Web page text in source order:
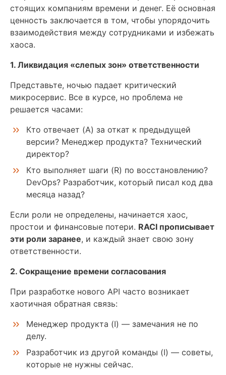
стоящих компаниям времени и денег. Её основная
ценность заключается в том, чтобы упорядочить
взаимодействия между сотрудниками и избежать
хаоса.
1. Ликвидация «слепых зон» ответственности
Представьте, ночью падает критический
микросервис. Все в курсе, но проблема не
решается часами:
Кто отвечает (A) за откат к предыдущей
версии? Менеджер продукта? Технический
директор?
Кто выполняет шаги (R) по восстановлению?
DevOps? Разработчик, который писал код два
месяца назад?
Если роли не определены, начинается хаос,
простои и финансовые потери. RACI прописывает
эти роли заранее, и каждый знает свою зону
ответственности.
2. Сокращение времени согласования
При разработке нового API часто возникает
хаотичная обратная связь:
Менеджер продукта (I) — замечания не по
делу.
Разработчик из другой команды (I) — советы,
которые не нужны сейчас.